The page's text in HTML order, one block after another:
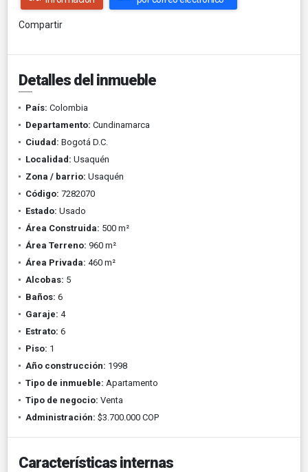
Compartir
Detalles del inmueble
País: Colombia
Departamento: Cundinamarca
Ciudad: Bogotá D.C.
Localidad: Usaquén
Zona / barrio: Usaquén
Código: 7282070
Estado: Usado
Área Construida: 500 m²
Área Terreno: 960 m²
Área Privada: 460 m²
Alcobas: 5
Baños: 6
Garaje: 4
Estrato: 6
Piso: 1
Año construcción: 1998
Tipo de inmueble: Apartamento
Tipo de negocio: Venta
Administración: $3.700.000 COP
Características internas